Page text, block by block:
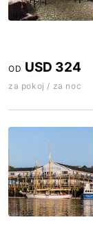
OD USD 324
za pokoj / za noc